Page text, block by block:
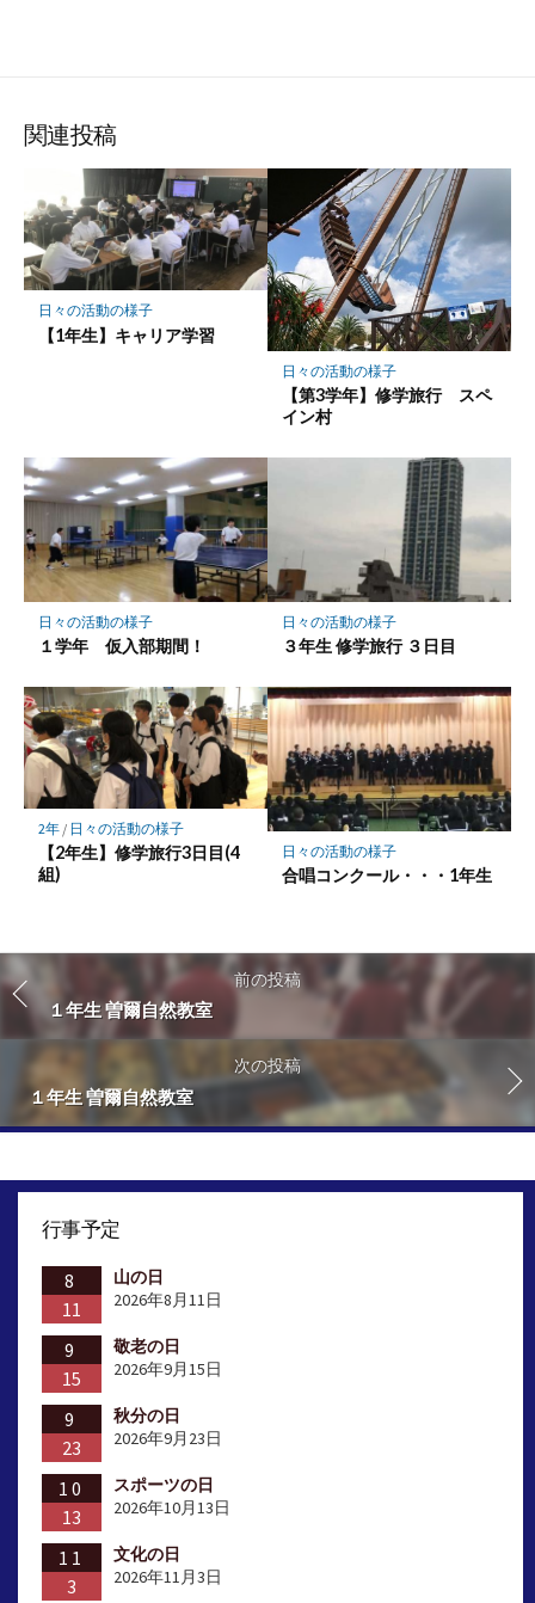
関連投稿
日々の活動の様子
【1年生】キャリア学習
日々の活動の様子
【第3学年】修学旅行 スペ
イン村
日々の活動の様子
１学年 仮入部期間！
日々の活動の様子
３年生 修学旅行 ３日目
2年/ 日々の活動の様子
【2年生】修学旅行3日目(4
組)
日々の活動の様子
合唱コンクール・・・1年生
前の投稿
１年生 曽爾自然教室
次の投稿
１年生 曽爾自然教室
行事予定
8
11
山の日
2026年8月11日
9
15
敬老の日
2026年9月15日
9
23
秋分の日
2026年9月23日
10
13
スポーツの日
2026年10月13日
11
3
文化の日
2026年11月3日